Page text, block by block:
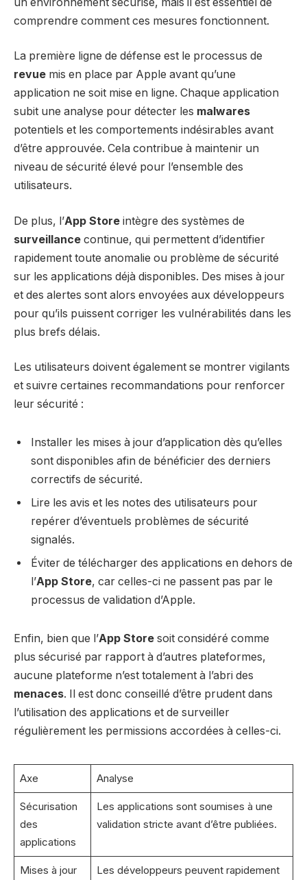
comprendre comment ces mesures fonctionnent.
La première ligne de défense est le processus de
revue mis en place par Apple avant qu’une
application ne soit mise en ligne. Chaque application
subit une analyse pour détecter les malwares
potentiels et les comportements indésirables avant
d’être approuvée. Cela contribue à maintenir un
niveau de sécurité élevé pour l’ensemble des
utilisateurs.
De plus, l’App Store intègre des systèmes de
surveillance continue, qui permettent d’identifier
rapidement toute anomalie ou problème de sécurité
sur les applications déjà disponibles. Des mises à jour
et des alertes sont alors envoyées aux développeurs
pour qu’ils puissent corriger les vulnérabilités dans les
plus brefs délais.
Les utilisateurs doivent également se montrer vigilants
et suivre certaines recommandations pour renforcer
leur sécurité :
Installer les mises à jour d’application dès qu’elles
sont disponibles afin de bénéficier des derniers
correctifs de sécurité.
Lire les avis et les notes des utilisateurs pour
repérer d’éventuels problèmes de sécurité
signalés.
Éviter de télécharger des applications en dehors de
l’App Store, car celles-ci ne passent pas par le
processus de validation d’Apple.
Enfin, bien que l’App Store soit considéré comme
plus sécurisé par rapport à d’autres plateformes,
aucune plateforme n’est totalement à l’abri des
menaces. Il est donc conseillé d’être prudent dans
l’utilisation des applications et de surveiller
régulièrement les permissions accordées à celles-ci.
Axe Analyse
Sécurisation
des
applications
Les applications sont soumises à une
validation stricte avant d’être publiées.
Mises à jour
Les développeurs peuvent rapidement